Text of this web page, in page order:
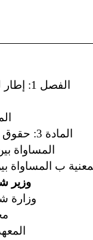
الفصل 1: إطار للعمل على تحقيق المساواة
المادة 3: حقوق الإنسان والحريات الأساسية
المساواة
وزير
وزارة